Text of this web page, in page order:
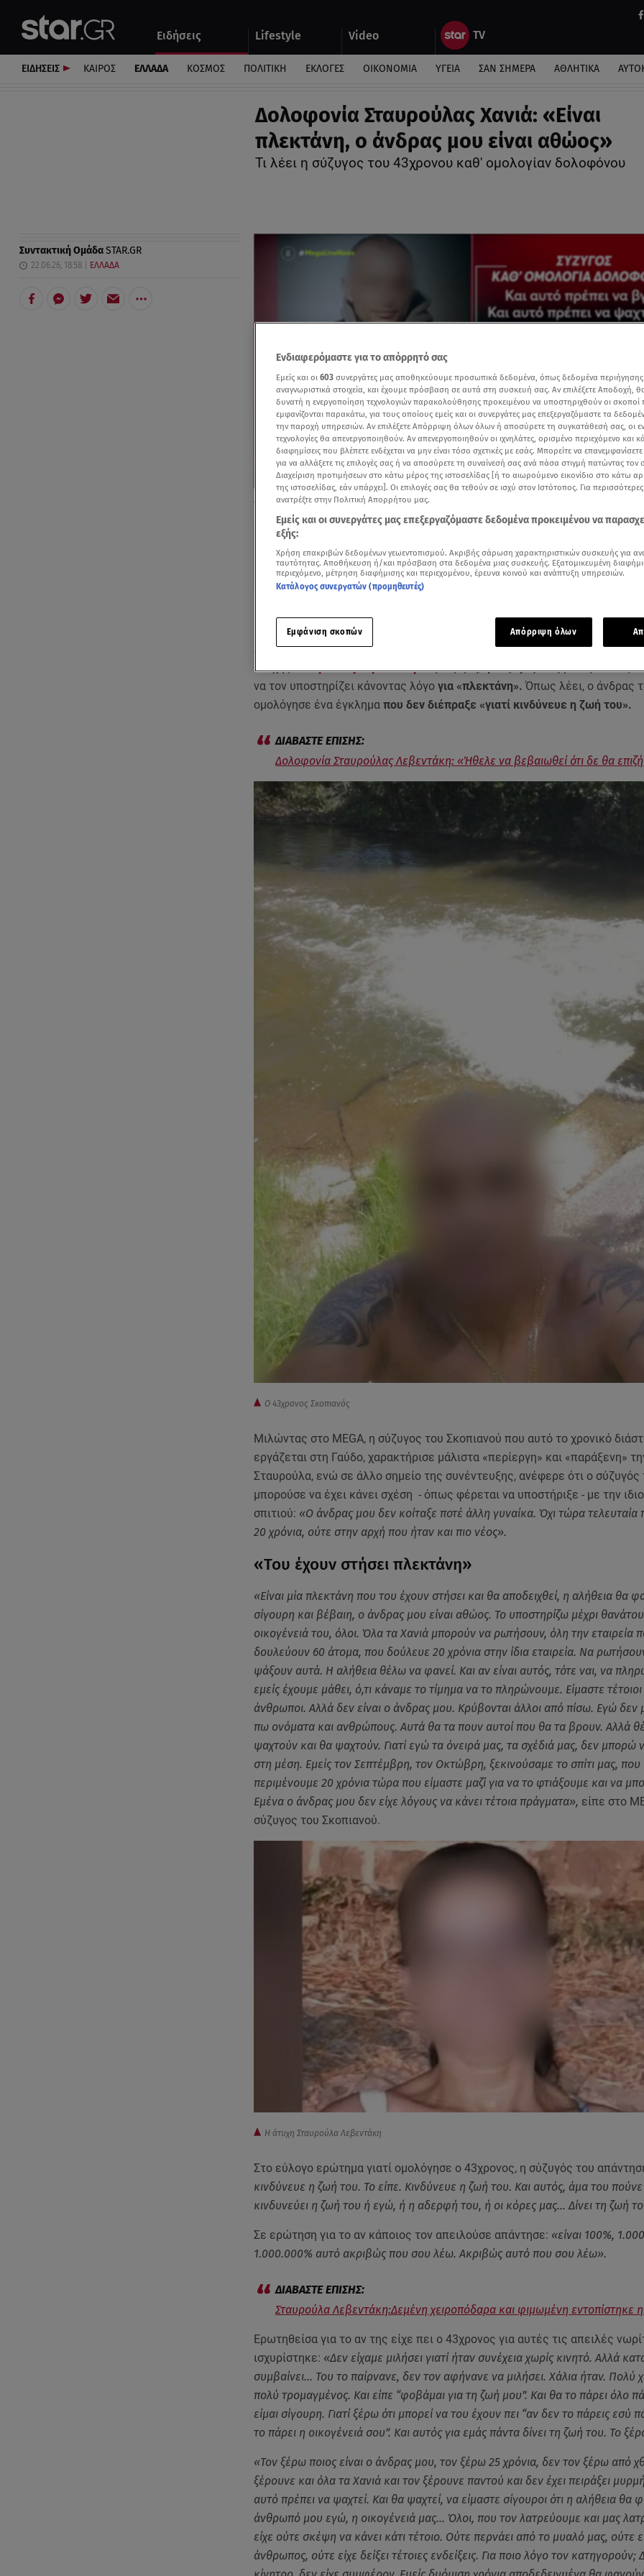
Ειδήσεις Lifestyle Video
Αυτοκίνητο
ΕΙΔΗΣΕΙΣ ΚΑΙΡΟΣ ΕΛΛΑΔΑ ΚΟΣΜΟΣ ΠΟΛΙΤΙΚΗ ΕΚΛΟΓΕΣ ΟΙΚΟΝΟΜΙΑ ΥΓΕΙΑ ΣΑΝ ΣΗΜΕΡΑ ΑΘΛΗΤΙΚΑ
Δολοφονία Σταυρούλας Χανιά: «Είναι
πλεκτάνη, ο άνδρας μου είναι αθώος»
Τι λέει η σύζυγος του 43χρονου καθ' ομολογίαν δολοφόνου
Συντακτική ΟμάδαSTAR.GR
22.06.26, 18:58 ΕΛΛΑΔΑ
«Δεν είναι δολοφόνος ο άντρας μου - Τον έχουν μπλέξει» - Τι λέει η σύζυγος του 43χρονου που
Add star.gr on Google
Αν καιο 43χρονος Σκοπιανός ενοικιαστής ομολόγησε τη στυγερή
άτυχηςΣταυρούλας Λεβεντάκηστην Κρήτη,η σύζυγός του,με δηλώσεις
να τον υποστηρίζει κάνοντας λόγογια «πλεκτάνη». Όπως λέει, ο άνδρας
ομολόγησε ένα έγκλημαπου δεν διέπραξε «γιατί κινδύνευε η ζωή του».
Δολοφονία Σταυρούλας Λεβεντάκη: «Ήθελε να βεβαιωθεί ότι δε θα
Ο 43χρονος Σκοπιανός
Μιλώντας στο MEGA, η σύζυγος του Σκοπιανού που αυτό το χρονικό
εργάζεται στη Γαύδο, χαρακτήρισε μάλιστα «περίεργη» και «παράξενη»
Σταυρούλα, ενώ σε άλλο σημείο της συνέντευξης, ανέφερε ότι ο σύζυγός
μπορούσε να έχει κάνει σχέση - όπως φέρεται να υποστήριξε - με την
σπιτιού: «Ο άνδρας μου δεν κοίταξε ποτέ άλλη γυναίκα. Όχι τώρα τελευταία
20 χρόνια, ούτε στην αρχή που ήταν και πιο νέος».
«Του έχουν στήσει πλεκτάνη»
«Είναι μία πλεκτάνη που του έχουν στήσει και θα αποδειχθεί, η αλήθεια θα
σίγουρη και βέβαιη, ο άνδρας μου είναι αθώος. Το υποστηρίζω μέχρι
οικογένειά του, όλοι. Όλα τα Χανιά μπορούν να ρωτήσουν, όλη την εταιρεία
δουλεύουν 60 άτομα, που δούλευε 20 χρόνια στην ίδια εταιρεία. Να
ψάξουν αυτά. Η αλήθεια θέλω να φανεί. Και αν είναι αυτός, τότε ναι, να
εμείς έχουμε μάθει, ό,τι κάναμε το τίμημα να το πληρώνουμε. Είμαστε τέτοιοι
άνθρωποι. Αλλά δεν είναι ο άνδρας μου. Κρύβονται άλλοι από πίσω. Εγώ
πω ονόματα και ανθρώπους. Αυτά θα τα πουν αυτοί που θα τα βρουν. Αλλά
ψαχτούν και θα ψαχτούν. Γιατί εγώ τα όνειρά μας, τα σχέδιά μας, δεν
στη μέση. Εμείς τον Σεπτέμβρη, τον Οκτώβρη, ξεκινούσαμε το σπίτι μας, που
περιμένουμε 20 χρόνια τώρα που είμαστε μαζί για να το φτιάξουμε και να
Εμένα ο άνδρας μου δεν είχε λόγους να κάνει τέτοια πράγματα», είπε στο
σύζυγος του Σκοπιανού.
Η άτυχη Σταυρούλα Λεβεντάκη
Στο εύλογο ερώτημα γιατί ομολόγησε ο 43χρονος, η σύζυγός του
κινδύνευε η ζωή του. Το είπε. Κινδύνευε η ζωή του. Και αυτός, άμα του πούνε
κινδυνεύει η ζωή του ή εγώ, ή η αδερφή του, ή οι κόρες μας… Δίνει τη ζωή
Σε ερώτηση για το αν κάποιος τον απειλούσε απάντησε: «είναι 100%,
1.000.000% αυτό ακριβώς που σου λέω. Ακριβώς αυτό που σου λέω».
Σταυρούλα Λεβεντάκη:Δεμένη χειροπόδαρα και φιμωμένη εντοπίστηκε
Ερωτηθείσα για το αν της είχε πει ο 43χρονος για αυτές τις απειλές
ισχυρίστηκε: «Δεν είχαμε μιλήσει γιατί ήταν συνέχεια χωρίς κινητό. Αλλά
συμβαίνει… Του το παίρνανε, δεν τον αφήνανε να μιλήσει. Χάλια ήταν. Πολύ
πολύ τρομαγμένος. Και είπε “φοβάμαι για τη ζωή μου”. Και θα το πάρει όλο
είμαι σίγουρη. Γιατί ξέρω ότι μπορεί να του έχουν πει “αν δεν το πάρεις εσύ
το πάρει η οικογένειά σου”. Και αυτός για εμάς πάντα δίνει τη ζωή του. Το
«Τον ξέρω ποιος είναι ο άνδρας μου, τον ξέρω 25 χρόνια, δεν τον ξέρω από
ξέρουνε και όλα τα Χανιά και τον ξέρουνε παντού και δεν έχει πειράξει
αυτό πρέπει να ψαχτεί. Και θα ψαχτεί, να είμαστε σίγουροι ότι η αλήθεια θα
άνθρωπό μου εγώ, η οικογένειά μας… Όλοι, που τον λατρεύουμε και μας
είχε ούτε σκέψη να κάνει κάτι τέτοιο. Ούτε περνάει από το μυαλό μας, ούτε
άνθρωπος, ούτε είχε δείξει τέτοιες ενδείξεις. Για ποιο λόγο τον κατηγορούν;
Ενδιαφερόμαστε για το απόρρητό σας
Εμείς και οι 603 συνεργάτες μας αποθηκεύουμε προσωπικά δεδομένα, όπως δεδομένα
αναγνωριστικά στοιχεία, και έχουμε πρόσβαση σε αυτά στη συσκευή σας. Αν επιλέξετε Αποδοχή,
δυνατή η ενεργοποίηση τεχνολογιών παρακολούθησης προκειμένου να υποστηριχθούν οι σκοποί
εμφανίζονται παρακάτω, για τους οποίους εμείς και οι συνεργάτες μας επεξεργαζόμαστε τα
την παροχή υπηρεσιών. Αν επιλέξετε Απόρριψη όλων όλων ή αποσύρετε τη συγκατάθεσή σας, οι
τεχνολογίες θα απενεργοποιηθούν. Αν απενεργοποιηθούν οι ιχνηλάτες, ορισμένο περιεχόμενο και
διαφημίσεις που βλέπετε ενδέχεται να μην είναι τόσο σχετικές με εσάς. Μπορείτε να
για να αλλάξετε τις επιλογές σας ή να αποσύρετε τη συναίνεσή σας ανά πάσα στιγμή πατώντας τον
Διαχείριση προτιμήσεων στο κάτω μέρος της ιστοσελίδας [ή το αιωρούμενο εικονίδιο στο κάτω
της ιστοσελίδας, εάν υπάρχει]. Οι επιλογές σας θα τεθούν σε ισχύ στον Ιστότοπος. Για
ανατρέξτε στην Πολιτική Απορρήτου μας.
Εμείς και οι συνεργάτες μας επεξεργαζόμαστε δεδομένα προκειμένου να
εξής:
Χρήση επακριβών δεδομένων γεωεντοπισμού. Ακριβής σάρωση χαρακτηριστικών συσκευής για
ταυτότητας. Αποθήκευση ή/και πρόσβαση στα δεδομένα μιας συσκευής. Εξατομικευμένη
περιεχόμενο, μέτρηση διαφήμισης και περιεχομένου, έρευνα κοινού και ανάπτυξη υπηρεσιών.
Κατάλογος συνεργατών (προμηθευτές)
Εμφάνιση σκοπών Απόρριψη όλων